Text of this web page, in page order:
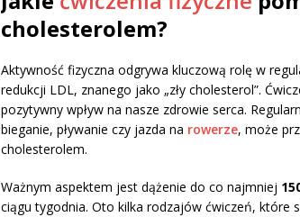
cholesterolem?
Aktywność fizyczna odgrywa kluczową rolę w
redukcji LDL, znanego jako „zły cholesterol”.
pozytywny wpływ na nasze zdrowie serca.
bieganie, pływanie czy jazda na rowerze, może
cholesterolem.
Ważnym aspektem jest dążenie do co najmniej
ciągu tygodnia. Oto kilka rodzajów ćwiczeń, które